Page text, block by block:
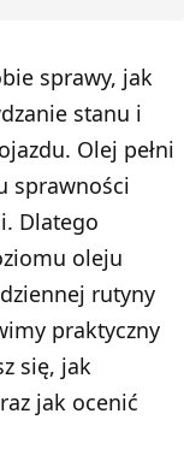
sprawy, jak
stanu i
Olej pełni
sprawności
Dlatego
oleju
rutyny
praktyczny
się, jak
jak ocenić